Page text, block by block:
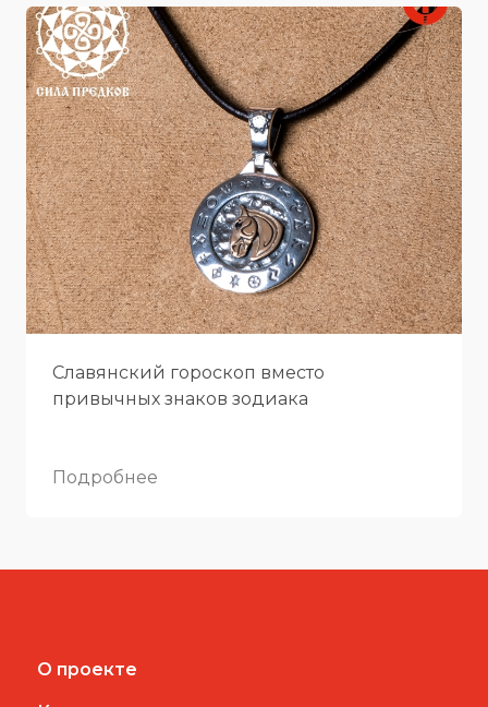
Славянский гороскоп вместо
привычных знаков зодиака
Подробнее
О проекте